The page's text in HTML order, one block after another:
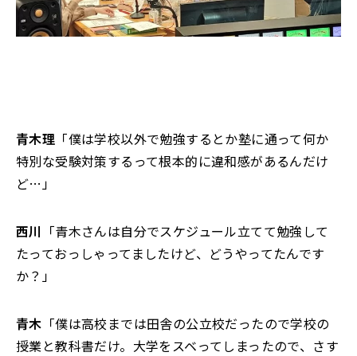
青木理 「僕は学校以外で勉強するとか塾に通って何か
特別な受験対策するって根本的に違和感があるんだけ
ど…」
西川 「青木さんは自分でスケジュール立てて勉強して
たっておっしゃってましたけど、どうやってたんです
か？」
青木 「僕は高校までは田舎の公立校だったので学校の
授業と教科書だけ。大学をスベってしまったので、さす